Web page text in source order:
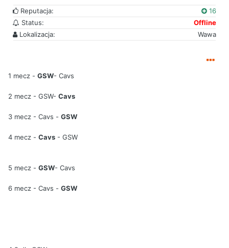
Reputacja:
16
Status:
Offline
Lokalizacja:
Wawa
1 mecz - GSW- Cavs
2 mecz - GSW- Cavs
3 mecz - Cavs - GSW
4 mecz - Cavs - GSW
5 mecz - GSW- Cavs
6 mecz - Cavs - GSW